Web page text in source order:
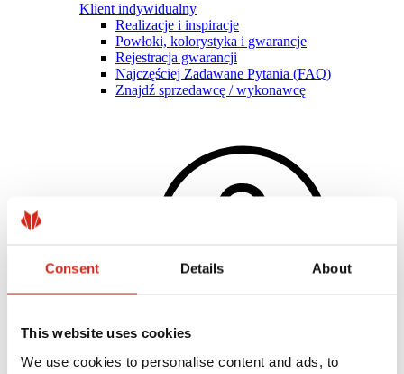
Consent Details About
This website uses cookies
We use cookies to personalise content and ads, to
Klient indywidualny
Realizacje i inspiracje
Powłoki, kolorystyka i gwarancje
Rejestracja gwarancji
Najczęściej Zadawane Pytania (FAQ)
Znajdź sprzedawcę / wykonawcę